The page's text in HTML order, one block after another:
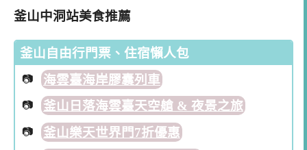
釜山中洞站美食推薦
釜山自由行門票、住宿懶人包
海雲臺海岸膠囊列車
釜山日落海雲臺天空艙 & 夜景之旅
釜山樂天世界門7折優惠